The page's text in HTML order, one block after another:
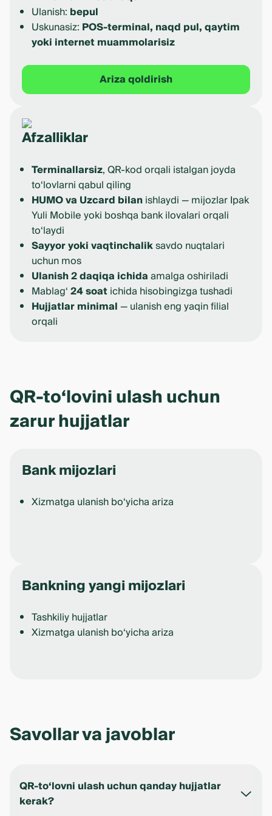
Ulanish: bepul
Uskunasiz: POS-terminal, naqd pul, qaytim
yoki internet muammolarisiz
Ariza qoldirish
Afzalliklar
Terminallarsiz, QR-kod orqali istalgan joyda
to‘lovlarni qabul qiling
HUMO va Uzcard bilanishlaydi — mijozlar Ipak
Yuli Mobile yoki boshqa bank ilovalari orqali
to‘laydi
Sayyor yoki vaqtinchaliksavdo nuqtalari
uchun mos
Ulanish 2 daqiqa ichidaamalga oshiriladi
Mablag‘24 soatichida hisobingizga tushadi
Hujjatlar minimal— ulanish eng yaqin filial
orqali
QR-to‘lovini ulash uchun
zarur hujjatlar
Bank mijozlari
Xizmatga ulanish bo‘yicha ariza
Bankning yangi mijozlari
Tashkiliy hujjatlar
Xizmatga ulanish bo‘yicha ariza
Savollar va javoblar
QR-to‘lovni ulash uchun qanday hujjatlar
kerak?